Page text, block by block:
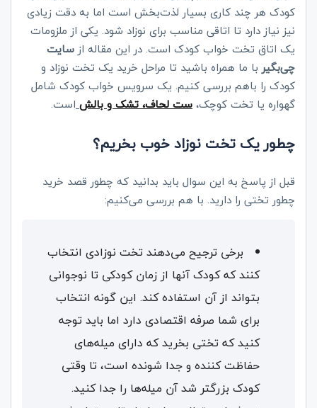
کودک هر چند کاری بسیار لذت‌بخش است اما به دقت زیادی
نیز نیاز دارد تا اتاقی مناسب برای نوزاد شود. یکی از ملزومات
یک اتاق تخت خواب کودک است. در این مقاله از سایت
چی‌بگیر با ما همراه باشید تا مراحل خرید یک تخت نوزاد و
کودک را باهم بررسی کنیم. یک سرویس خواب کودک شامل
گهواره یا تخت کوچک،ست لحاف، تشک و بالش است.
چطور یک تخت نوزاد خوب بخریم؟
قبل از پاسخ به این سوال باید بدانید که چطور قصد خرید
چطور تختی را دارید. با هم بررسی می‌کنیم:
برخی ترجیح می‌دهند تخت نوزادی انتخاب
کنند که کودک آنها از زمان کودکی تا نوجوانی
بتواند از آن استفاده کند. این گونه انتخاب
برای شما صرفه اقتصادی دارد اما باید توجه
کنید که تختی بخرید که دارای میله‌های
حفاظت کننده و جدا شونده است، تا وقتی
کودک بزرگتر شد آن میله‌ها را جدا کنید.